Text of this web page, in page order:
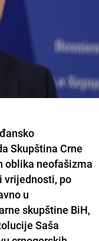
Skupština Crne
oblika neofašizma
vrijednosti, po
u
skupštine BiH,
Saša